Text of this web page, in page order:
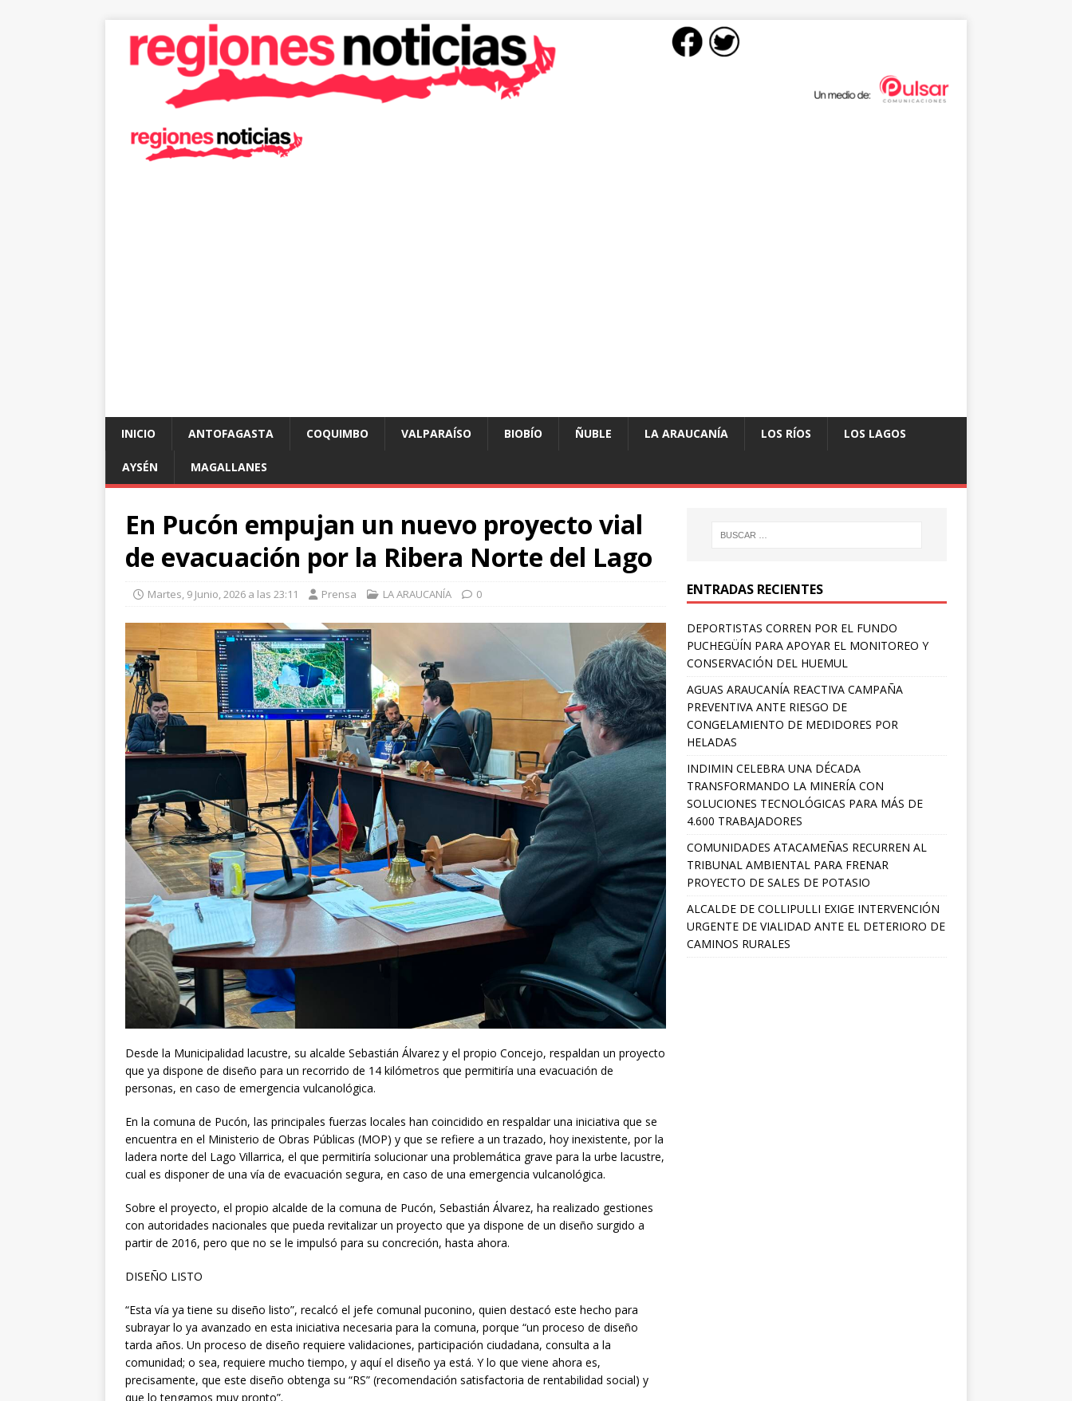
INICIO ANTOFAGASTA COQUIMBO VALPARAÍSO BIOBÍO ÑUBLE LA ARAUCANÍA LOS RÍOS LOS LAGOS
AYSÉN MAGALLANES
En Pucón empujan un nuevo proyecto vial
de evacuación por la Ribera Norte del Lago
Martes, 9 Junio, 2026 a las 23:11 Prensa LA ARAUCANÍA 0
Desde la Municipalidad lacustre, su alcalde Sebastián Álvarez y el propio Concejo, respaldan un proyecto
que ya dispone de diseño para un recorrido de 14 kilómetros que permitiría una evacuación de
personas, en caso de emergencia vulcanológica.
En la comuna de Pucón, las principales fuerzas locales han coincidido en respaldar una iniciativa que se
encuentra en el Ministerio de Obras Públicas (MOP) y que se refiere a un trazado, hoy inexistente, por la
ladera norte del Lago Villarrica, el que permitiría solucionar una problemática grave para la urbe lacustre,
cual es disponer de una vía de evacuación segura, en caso de una emergencia vulcanológica.
Sobre el proyecto, el propio alcalde de la comuna de Pucón, Sebastián Álvarez, ha realizado gestiones
con autoridades nacionales que pueda revitalizar un proyecto que ya dispone de un diseño surgido a
partir de 2016, pero que no se le impulsó para su concreción, hasta ahora.
DISEÑO LISTO
“Esta vía ya tiene su diseño listo”, recalcó el jefe comunal puconino, quien destacó este hecho para
subrayar lo ya avanzado en esta iniciativa necesaria para la comuna, porque “un proceso de diseño
tarda años. Un proceso de diseño requiere validaciones, participación ciudadana, consulta a la
comunidad; o sea, requiere mucho tiempo, y aquí el diseño ya está. Y lo que viene ahora es,
precisamente, que este diseño obtenga su “RS” (recomendación satisfactoria de rentabilidad social) y
que lo tengamos muy pronto”.
ENTRADAS RECIENTES
DEPORTISTAS CORREN POR EL FUNDO
PUCHEGÜÍN PARA APOYAR EL MONITOREO Y
CONSERVACIÓN DEL HUEMUL
AGUAS ARAUCANÍA REACTIVA CAMPAÑA
PREVENTIVA ANTE RIESGO DE
CONGELAMIENTO DE MEDIDORES POR
HELADAS
INDIMIN CELEBRA UNA DÉCADA
TRANSFORMANDO LA MINERÍA CON
SOLUCIONES TECNOLÓGICAS PARA MÁS DE
4.600 TRABAJADORES
COMUNIDADES ATACAMEÑAS RECURREN AL
TRIBUNAL AMBIENTAL PARA FRENAR
PROYECTO DE SALES DE POTASIO
ALCALDE DE COLLIPULLI EXIGE INTERVENCIÓN
URGENTE DE VIALIDAD ANTE EL DETERIORO DE
CAMINOS RURALES